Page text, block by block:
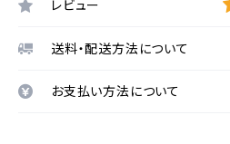
レビュー
送料・配送方法について
お支払い方法について